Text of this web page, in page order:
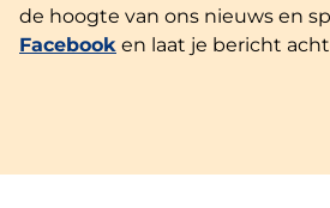
de hoogte van ons nieuws en
Facebook en laat je bericht